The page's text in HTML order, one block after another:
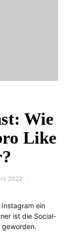
Wie
Like
2022
ein
ist die Social-